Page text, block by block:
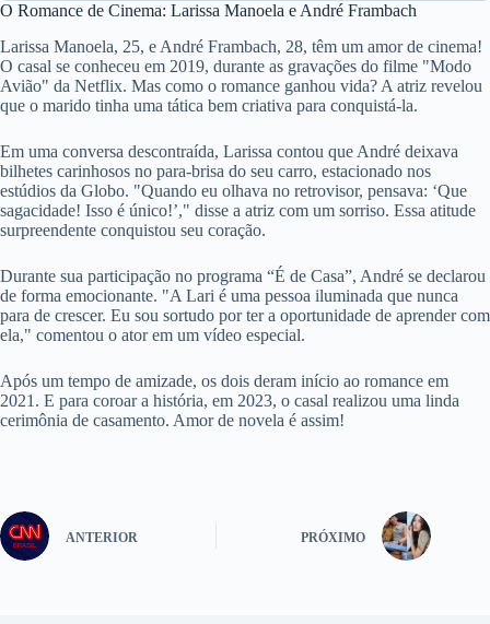
O Romance de Cinema: Larissa Manoela e André Frambach
Larissa Manoela, 25, e André Frambach, 28, têm um amor de cinema!
O casal se conheceu em 2019, durante as gravações do filme "Modo
Avião" da Netflix. Mas como o romance ganhou vida? A atriz revelou
que o marido tinha uma tática bem criativa para conquistá-la.
Em uma conversa descontraída, Larissa contou que André deixava
bilhetes carinhosos no para-brisa do seu carro, estacionado nos
estúdios da Globo. "Quando eu olhava no retrovisor, pensava: ‘Que
sagacidade! Isso é único!’," disse a atriz com um sorriso. Essa atitude
surpreendente conquistou seu coração.
Durante sua participação no programa “É de Casa”, André se declarou
de forma emocionante. "A Lari é uma pessoa iluminada que nunca
para de crescer. Eu sou sortudo por ter a oportunidade de aprender com
ela," comentou o ator em um vídeo especial.
Após um tempo de amizade, os dois deram início ao romance em
2021. E para coroar a história, em 2023, o casal realizou uma linda
cerimônia de casamento. Amor de novela é assim!
ANTERIOR PRÓXIMO